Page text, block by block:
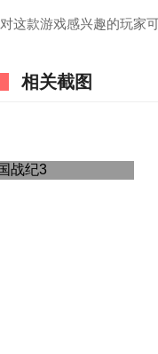
对这款游戏感兴趣的玩家
相关截图